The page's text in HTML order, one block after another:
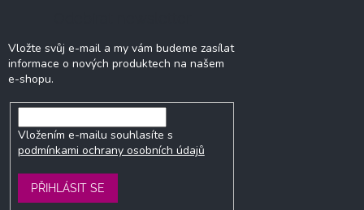
Vložte svůj e-mail a my vám budeme zasílat
informace o nových produktech na našem
e-shopu.
Vložením e-mailu souhlasíte s
podmínkami ochrany osobních údajů
PŘIHLÁSIT SE